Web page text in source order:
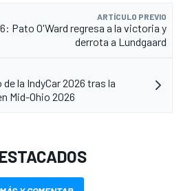
ARTÍCULO PREVIO
Pato O'Ward regresa a la victoria y
derrota a Lundgaard
la IndyCar 2026 tras la
Mid-Ohio 2026